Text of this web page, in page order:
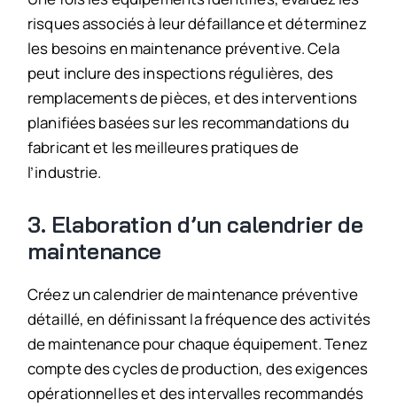
risques associés à leur défaillance et déterminez
les besoins en maintenance préventive. Cela
peut inclure des inspections régulières, des
remplacements de pièces, et des interventions
planifiées basées sur les recommandations du
fabricant et les meilleures pratiques de
l’industrie.
3. Elaboration d’un calendrier de
maintenance
Créez un calendrier de maintenance préventive
détaillé, en définissant la fréquence des activités
de maintenance pour chaque équipement. Tenez
compte des cycles de production, des exigences
opérationnelles et des intervalles recommandés